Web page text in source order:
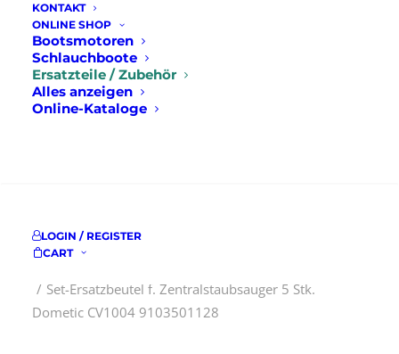
KONTAKT
ONLINE SHOP
Bootsmotoren
Schlauchboote
Ersatzteile / Zubehör
Alles anzeigen
Online-Kataloge
LOGIN / REGISTER
CART
Set-Ersatzbeutel f. Zentralstaubsauger 5 Stk.
Dometic CV1004 9103501128